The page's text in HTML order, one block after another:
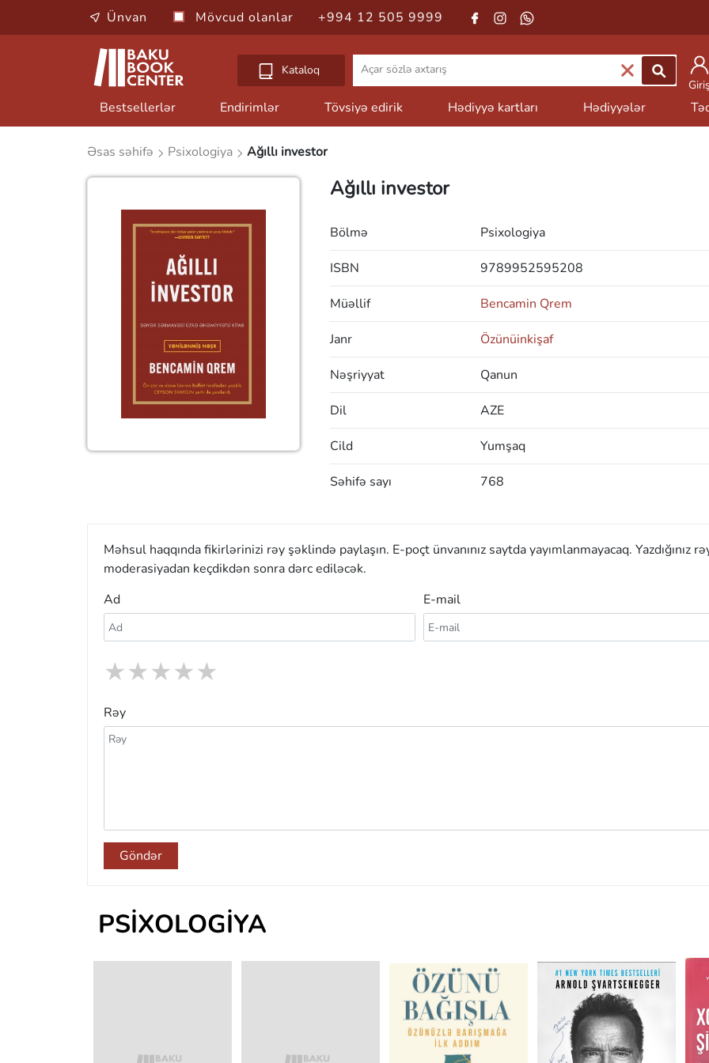
Ünvan Mövcud olanlar +994 12 505 9999
Kataloq
Bestsellerlər Endirimlər Tövsiyə edirik Hədiyyə kartları Hədiyyələr
Əsas səhifə Psixologiya Ağıllı investor
Ağıllı investor
Bölmə Psixologiya
ISBN 9789952595208
Müəllif Bencamin Qrem
Janr Özünüinkişaf
Nəşriyyat Qanun
Dil AZE
Cild Yumşaq
Səhifə sayı 768
Məhsul haqqında fikirlərinizi rəy şəklində paylaşın. E-poçt ünvanınız saytda yayımlanmayacaq. Yazdığınız
moderasiyadan keçdikdən sonra dərc ediləcək.
Ad
E-mail
★
★
★
★
★
Rəy
Göndər
PSIXOLOGIYA